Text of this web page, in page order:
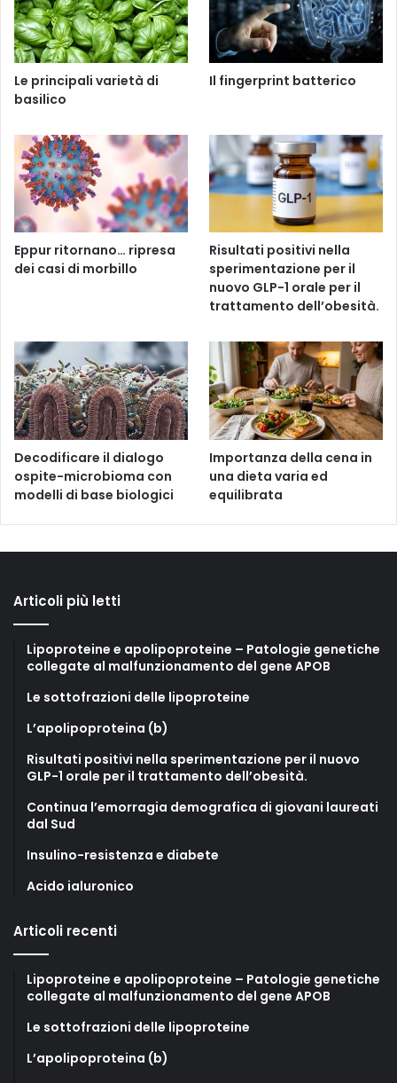
Le principali varietà di
basilico
Il fingerprint batterico
Eppur ritornano… ripresa
dei casi di morbillo
Risultati positivi nella
sperimentazione per il
nuovo GLP-1 orale per il
trattamento dell’obesità.
Decodificare il dialogo
ospite-microbioma con
modelli di base biologici
Importanza della cena in
una dieta varia ed
equilibrata
Articoli più letti
Lipoproteine e apolipoproteine – Patologie genetiche
collegate al malfunzionamento del gene APOB
Le sottofrazioni delle lipoproteine
L’apolipoproteina (b)
Risultati positivi nella sperimentazione per il nuovo
GLP-1 orale per il trattamento dell’obesità.
Continua l’emorragia demografica di giovani laureati
dal Sud
Insulino-resistenza e diabete
Acido ialuronico
Articoli recenti
Lipoproteine e apolipoproteine – Patologie genetiche
collegate al malfunzionamento del gene APOB
Le sottofrazioni delle lipoproteine
L’apolipoproteina (b)